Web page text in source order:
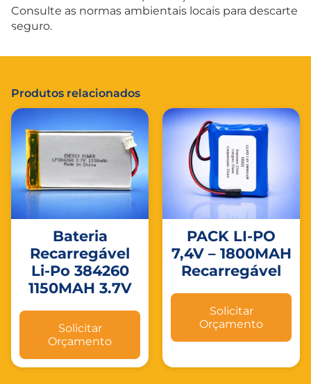
Consulte as normas ambientais locais para descarte
seguro.
Produtos relacionados
Bateria
Recarregável
Li-Po 384260
1150MAH 3.7V
Solicitar
Orçamento
PACK LI-PO
7,4V – 1800MAH
Recarregável
Solicitar
Orçamento